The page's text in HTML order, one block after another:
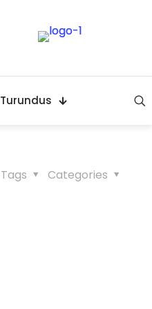
Turundus
Categories
Tags